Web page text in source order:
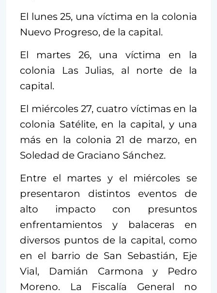
El lunes 25, una víctima en la colonia
Nuevo Progreso, de la capital.
El martes 26, una víctima en la
colonia Las Julias, al norte de la
capital.
El miércoles 27, cuatro víctimas en la
colonia Satélite, en la capital, y una
más en la colonia 21 de marzo, en
Soledad de Graciano Sánchez.
Entre el martes y el miércoles se
presentaron distintos eventos de
alto impacto con presuntos
enfrentamientos y balaceras en
diversos puntos de la capital, como
en el barrio de San Sebastián, Eje
Vial, Damián Carmona y Pedro
Moreno. La Fiscalía General no